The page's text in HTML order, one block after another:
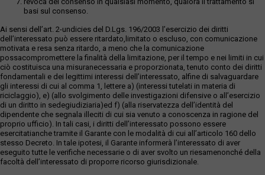
basi sul consenso.
Ai sensi dell’art. 2-undicies del D.Lgs. 196/2003 l’esercizio dei diritti
dell’interessato può essere ritardato,limitato o escluso, con comunicazione
motivata e resa senza ritardo, a meno che la comunicazione
possacompromettere la finalità della limitazione, per il tempo e nei limiti in cui
ciò costituisca una misuranecessaria e proporzionata, tenuto conto dei diritti
fondamentali e dei legittimi interessi dell’interessato, alfine di salvaguardare
gli interessi di cui al comma 1, lettere a) (interessi tutelati in materia di
riciclaggio), e) (allo svolgimento delle investigazioni difensive o all’esercizio
di un diritto in sedegiudiziaria)ed f) (alla riservatezza dell’identità del
dipendente che segnala illeciti di cui sia venuto a conoscenza in ragione del
proprio ufficio). In tali casi, i diritti dell’interessato possono essere
esercitatianche tramite il Garante con le modalità di cui all’articolo 160 dello
stesso Decreto. In tale ipotesi, il Garante informerà l’interessato di aver
eseguito tutte le verifiche necessarie o di aver svolto un riesamenonché della
facoltà dell’interessato di proporre ricorso giurisdizionale.